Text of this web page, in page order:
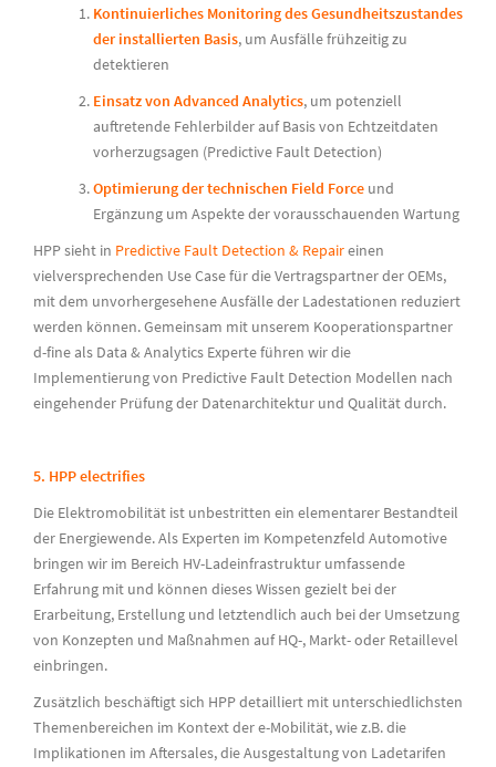
Kontinuierliches Monitoring des Gesundheitszustandes
der installierten Basis, um Ausfälle frühzeitig zu
detektieren
Einsatz von Advanced Analytics, um potenziell
auftretende Fehlerbilder auf Basis von Echtzeitdaten
vorherzugsagen (Predictive Fault Detection)
Optimierung der technischen Field Force und
Ergänzung um Aspekte der vorausschauenden Wartung
HPP sieht in Predictive Fault Detection & Repaireinen
vielversprechenden Use Case für die Vertragspartner der OEMs,
mit dem unvorhergesehene Ausfälle der Ladestationen reduziert
werden können. Gemeinsam mit unserem Kooperationspartner
d-fine als Data & Analytics Experte führen wir die
Implementierung von Predictive Fault Detection Modellen nach
eingehender Prüfung der Datenarchitektur und Qualität durch.
5. HPP electrifies
Die Elektromobilität ist unbestritten ein elementarer Bestandteil
der Energiewende. Als Experten im Kompetenzfeld Automotive
bringen wir im Bereich HV-Ladeinfrastruktur umfassende
Erfahrung mit und können dieses Wissen gezielt bei der
Erarbeitung, Erstellung und letztendlich auch bei der Umsetzung
von Konzepten und Maßnahmen auf HQ-, Markt- oder Retaillevel
einbringen.
Zusätzlich beschäftigt sich HPP detailliert mit unterschiedlichsten
Themenbereichen im Kontext der e-Mobilität, wie z.B. die
Implikationen im Aftersales, die Ausgestaltung von Ladetarifen